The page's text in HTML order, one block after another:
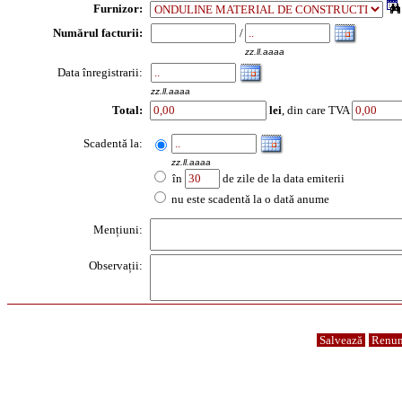
Furnizor:
Numărul facturii:
/
zz.ll.aaaa
Data înregistrarii:
zz.ll.aaaa
Total: lei, din care TVA
Scadentă la:
zz.ll.aaaa
în
de zile de la data emiterii
nu este scadentă la o dată anume
Mențiuni:
Observații:
Salvează